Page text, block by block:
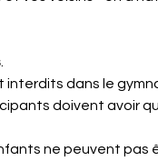
.
interdits dans le
doivent avoir
ne peuvent pas